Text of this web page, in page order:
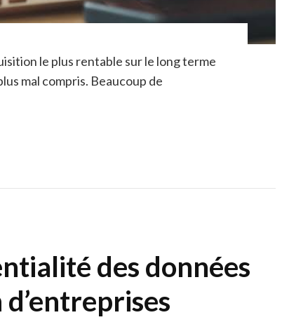
le plus rentable sur le long terme
mal compris. Beaucoup de
des données